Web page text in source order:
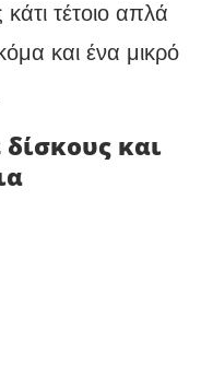
τέτοιο απλά
και ένα μικρό
και